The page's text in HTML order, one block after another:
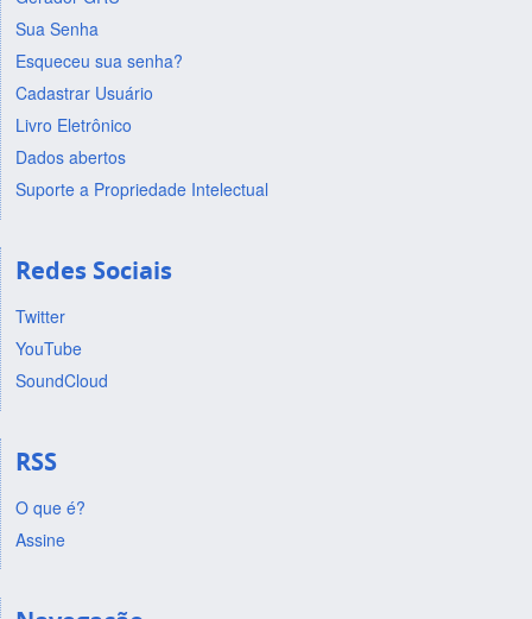
Sua Senha
Esqueceu sua senha?
Cadastrar Usuário
Livro Eletrônico
Dados abertos
Suporte a Propriedade Intelectual
Redes Sociais
Twitter
YouTube
SoundCloud
RSS
O que é?
Assine